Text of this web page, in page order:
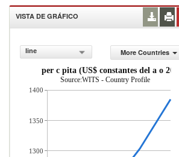
VISTA DE GRÁFICO
line
More Countries
INB per c pita (US$ constantes del a o
Source:WITS - Country Profile
1400
1350
1300